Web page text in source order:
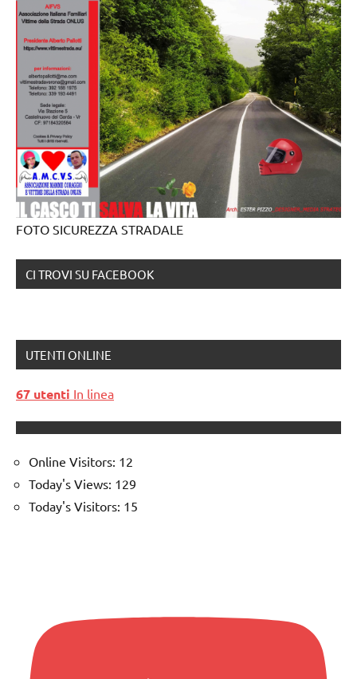
FOTO SICUREZZA STRADALE
CI TROVI SU FACEBOOK
UTENTI ONLINE
67 utenti In linea
Online Visitors: 12
Today's Views: 129
Today's Visitors: 15